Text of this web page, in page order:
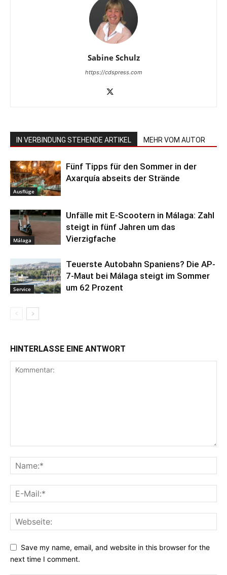
Sabine Schulz
https://cdspress.com
IN VERBINDUNG STEHENDE ARTIKEL MEHR VOM AUTOR
Ausflüge
Fünf Tipps für den Sommer in der
Axarquía abseits der Strände
Málaga
Unfälle mit E-Scootern in Málaga: Zahl
steigt in fünf Jahren um das
Vierzigfache
Service
Teuerste Autobahn Spaniens? Die AP-
7-Maut bei Málaga steigt im Sommer
um 62 Prozent
HINTERLASSE EINE ANTWORT
Save my name, email, and website in this browser for the
next time I comment.